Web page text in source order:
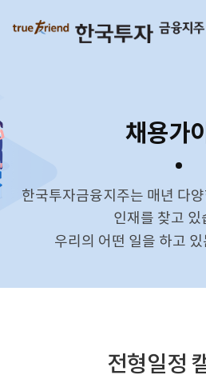
채용가
한국투자금융지주는 매년 다
인재를 찾고 있
우리의 어떤 일을 하고
전형일정